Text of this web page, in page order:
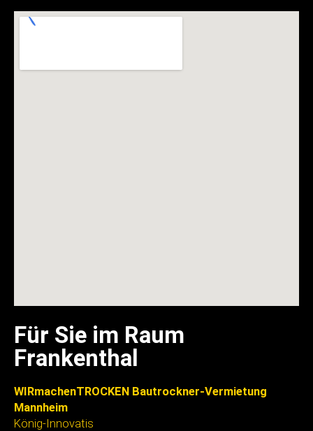
Für Sie im Raum
Frankenthal
WIRmachenTROCKEN Bautrockner-Vermietung
Mannheim
König-Innovatis